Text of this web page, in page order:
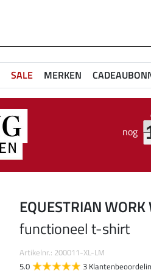
SALE MERKEN
nog
EQUESTRIAN WORK
functioneel t-shirt
Artikelnr.: 200011-XL-LM
5.0
3